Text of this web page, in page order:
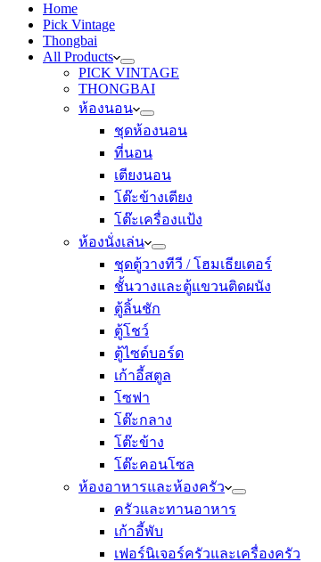
Home
Pick Vintage
Thongbai
All Products
PICK VINTAGE
THONGBAI
ห้องนอน
ชุดห้องนอน
ที่นอน
เตียงนอน
โต๊ะข้างเตียง
โต๊ะเครื่องแป้ง
ห้องนั่งเล่น
ชุดตู้วางทีวี / โฮมเธียเตอร์
ชั้นวางและตู้แขวนติดผนัง
ตู้ลิ้นชัก
ตู้โชว์
ตู้ไซด์บอร์ด
เก้าอี้สตูล
โซฟา
โต๊ะกลาง
โต๊ะข้าง
โต๊ะคอนโซล
ห้องอาหารและห้องครัว
ครัวและทานอาหาร
เก้าอี้พับ
เฟอร์นิเจอร์ครัวและเครื่องครัว